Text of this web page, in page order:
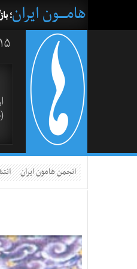
هامــــون ایران؛
۱۵ مرداد ۱۴۰۵
انجمن هامون ایران